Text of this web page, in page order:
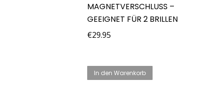
MAGNETVERSCHLUSS –
GEEIGNET FÜR 2 BRILLEN
€29.95
In den Warenkorb